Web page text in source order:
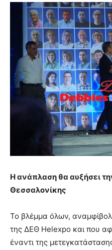
Η ανάπλαση θα αυξήσει
Θεσσαλονίκης
Το βλέμμα όλων,
της ΔΕΘ Helexpo και που
έναντι της